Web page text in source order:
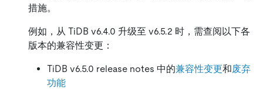
措施。
例如，从 TiDB v6.4.0 升级至 v6.5.2 时，需查阅以下各
版本的兼容性变更：
TiDB v6.5.0 release notes 中的兼容性变更和废弃
功能